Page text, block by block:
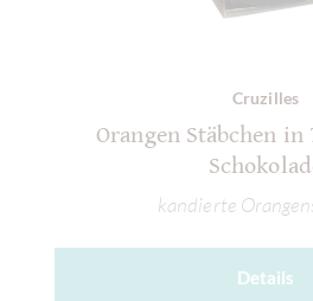
Cruzilles
Orangen Stäbchen
kandierte
Details